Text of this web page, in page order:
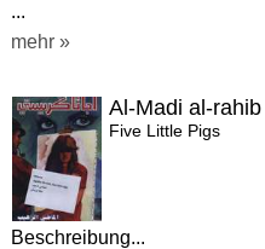
...
mehr »
Al-Madi al-rahib
Five Little Pigs
Beschreibung...